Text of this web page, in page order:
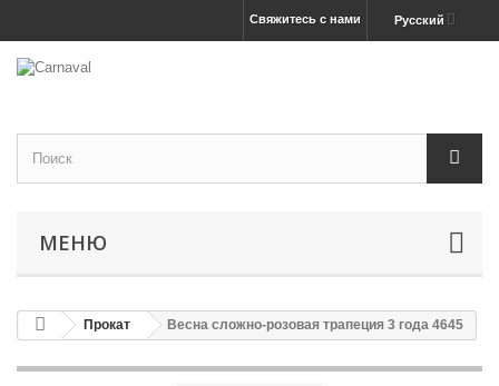
Русский
Свяжитесь с нами
МЕНЮ
Прокат Весна сложно-розовая трапеция 3 года 4645